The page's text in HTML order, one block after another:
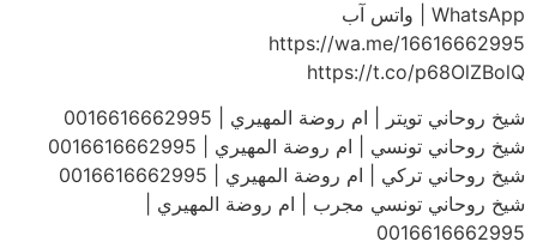
WhatsApp | واتس آب
https://wa.me/16616662995
https://t.co/p68OlZBolQ
شيخ روحاني تويتر | ام روضة المهيري | 0016616662995
شيخ روحاني تونسي | ام روضة المهيري | 0016616662995
شيخ روحاني تركي | ام روضة المهيري | 0016616662995
شيخ روحاني تونسي مجرب | ام روضة المهيري |
0016616662995